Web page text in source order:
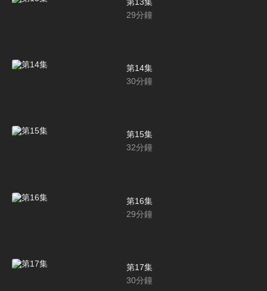
29分鐘
第14集
30分鐘
第15集
32分鐘
第16集
29分鐘
第17集
30分鐘